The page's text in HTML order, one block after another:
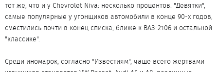
тот же, что и у Chevrolet Niva: несколько процентов. "Девятки",
самые популярные у угонщиков автомобили в конце 90-х годов,
сместились почти в конец списка, ближе к ВАЗ-2106 и остальной
"классике".
Среди иномарок, согласно "Известиям", чаще всего жертвами